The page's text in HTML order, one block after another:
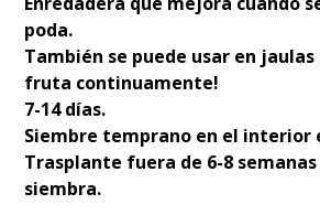
poda.
También se puede usar en
fruta continuamente!
7-14 días.
Siembre temprano en el interior
Trasplante fuera de 6-8 semanas
siembra.